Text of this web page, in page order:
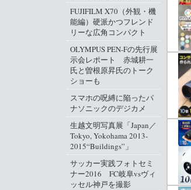
FUJIFILM X70（外観・機
能編）硬派かつフレンド
リーな広角コンパクト
OLYMPUS PEN-Fの先行展
示会レポート 赤城耕一
氏と曽根原昇氏のトーク
ショーも
スマホの呪縛に陥ったパ
ナソニックのデジカメ
生越文明写真展「Japan／
Tokyo, Yokohama 2013-
2015“Buildings”」
サッカー実践フォトセミ
ナー2016 FC岐阜vsヴィ
ッセル神戸を撮影